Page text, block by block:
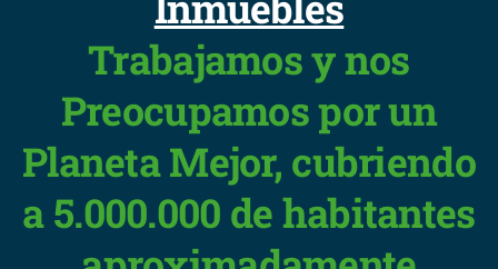
Trabajamos y nos
Preocupamos por un
Planeta Mejor, cubriendo
a 5.000.000 de habitantes